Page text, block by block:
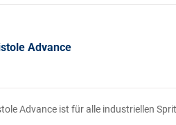
Advance
Advance ist für alle industriellen